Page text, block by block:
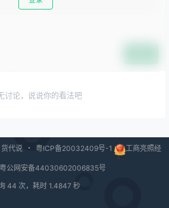
讨论，说说你的看法吧
代说 ・ 粤ICP备20032409号-1 工商亮照经
粤公网安备44030602006835号
44 次，耗时 1.4847 秒